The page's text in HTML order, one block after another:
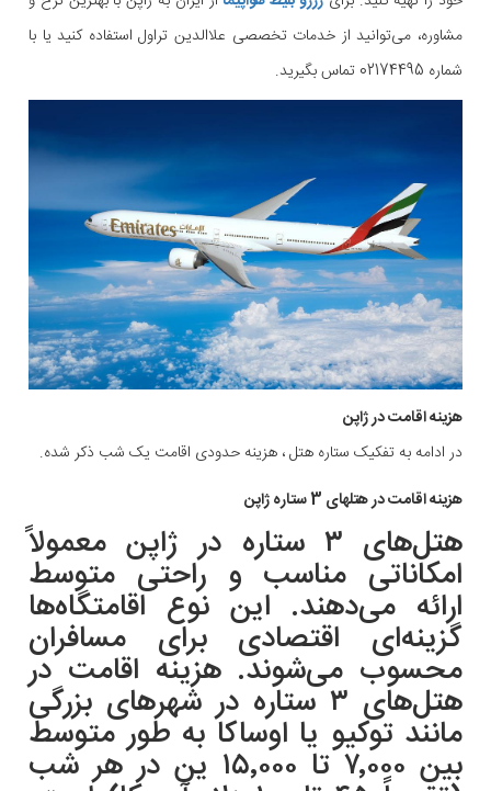
مشاوره، می‌توانید از خدمات تخصصی علاالدین تراول استفاده کنید یا با
شماره 02174495 تماس بگیرید.
هزینه اقامت در ژاپن
در ادامه به تفکیک ستاره هتل ، هزینه حدودی اقامت یک شب ذکر شده.
هزینه اقامت در هتلهای 3 ستاره ژاپن
هتل‌های ۳ ستاره در ژاپن معمولاً
امکاناتی مناسب و راحتی متوسط
ارائه می‌دهند. این نوع اقامتگاه‌ها
گزینه‌ای اقتصادی برای مسافران
محسوب می‌شوند. هزینه اقامت در
هتل‌های ۳ ستاره در شهرهای بزرگی
مانند توکیو یا اوساکا به طور متوسط
بین ۷٬۰۰۰ تا ۱۵٬۰۰۰ ین در هر شب